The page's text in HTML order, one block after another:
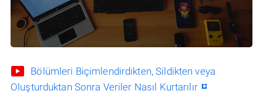
Bölümleri Biçimlendirdikten, Sildikten veya
Oluşturduktan Sonra Veriler Nasıl Kurtarılır